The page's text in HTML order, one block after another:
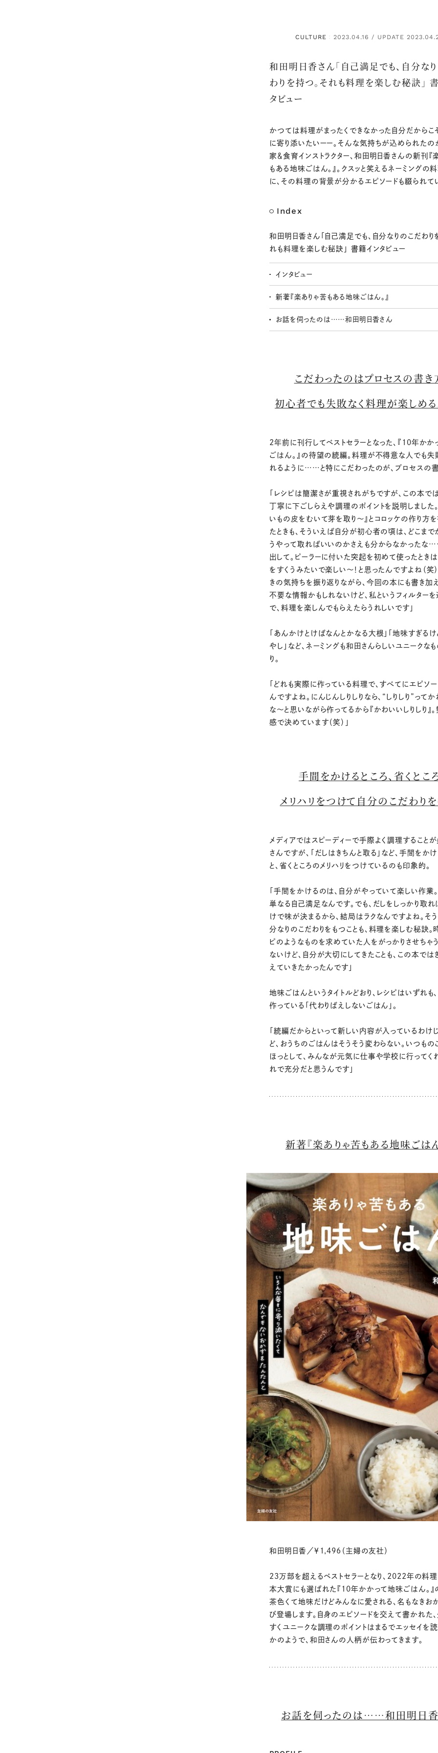
CULTURE ： 2023.04.16 / UPDATE
和田明日香さん「自己満足でも、自分な
わりを持つ。それも料理を楽しむ秘訣」
タビュー
かつては料理がまったくできなかった自分だからこ
に寄り添いたいーー。そんな気持ちが込められたの
家＆食育インストラクター、和田明日香さんの新刊『
もある地味ごはん。』。クスッと笑えるネーミングの
に、その料理の背景が分かるエピソードも綴られて
Index
和田明日香さん「自己満足でも、自分なりのこだわり
れも料理を楽しむ秘訣」 書籍インタビュー
インタビュー
新著『楽ありゃ苦もある地味ごはん。』
お話を伺ったのは……和田明日香さん
こだわったのはプロセスの書き
初心者でも失敗なく料理が楽しめる
2年前に刊行してベストセラーとなった、『10年かか
ごはん。』の待望の続編。料理が不得意な人でも失
れるように……と特にこだわったのが、プロセスの書
「レシピは簡潔さが重視されがちですが、この本で
丁寧に下ごしらえや調理のポイントを説明しました。
いもの皮をむいて芽を取り〜』とコロッケの作り方
たときも、そういえば自分が初心者の頃は、どこまで
うやって取ればいいのかさえも分からなかったな
出して。ピーラーに付いた突起を初めて使ったときは
をすくうみたいで楽しい〜！と思ったんですよね（笑
きの気持ちを振り返りながら、今回の本にも書き加
不要な情報かもしれないけど、私というフィルターを
で、料理を楽しんでもらえたらうれしいです」
「あんかけとけばなんとかなる大根」「地味すぎるけ
やし」など、ネーミングも和田さんらしいユニークな
り。
「どれも実際に作っている料理で、すべてにエピソ
んですよね。にんじんしりしりなら、“しりしり”って
な〜と思いながら作ってるから『かわいいしりしり』
感で決めています（笑）」
手間をかけるところ、省くとこ
メリハリをつけて自分のこだわり
メディアではスピーディーで手際よく調理すること
さんですが、「だしはきちんと取る」など、手間をか
と、省くところのメリハリをつけているのも印象的。
「手間をかけるのは、自分がやっていて楽しい作業
単なる自己満足なんです。でも、だしをしっかり取
けで味が決まるから、結局はラクなんですよね。そ
分なりのこだわりをもつことも、料理を楽しむ秘訣。
ピのようなものを求めていた人をがっかりさせちゃ
ないけど、自分が大切にしてきたことも、この本では
えていきたかったんです」
地味ごはんというタイトルどおり、レシピはいずれも
作っている「代わりばえしないごはん」。
「続編だからといって新しい内容が入っているわけ
ど、おうちのごはんはそうそう変わらない。いつも
ほっとして、みんなが元気に仕事や学校に行ってく
れで充分だと思うんです」
新著『楽ありゃ苦もある地味ごはん
和田明日香／￥1,496（主婦の友社）
23万部を超えるベストセラーとなり、2022年の料理
本大賞にも選ばれた『10年かかって地味ごはん。』
茶色くて地味だけどみんなに愛される、名もなきお
び登場します。自身のエピソードを交えて書かれた
すくユニークな調理のポイントはまるでエッセイを
かのようで、和田さんの人柄が伝わってきます。
お話を伺ったのは……和田明日